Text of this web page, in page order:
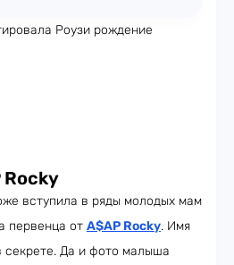
Роузи рождение
Rocky
вступила в ряды молодых мам
первенца от A$AP Rocky. Имя
секрете. Да и фото малыша